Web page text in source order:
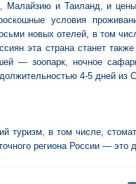
Малайзию и Таиланд, и
условия
новых отелей, в том
эта страна станет
— зоопарк, ночное
4-5 дней из
туризм, в том числе,
региона России — это